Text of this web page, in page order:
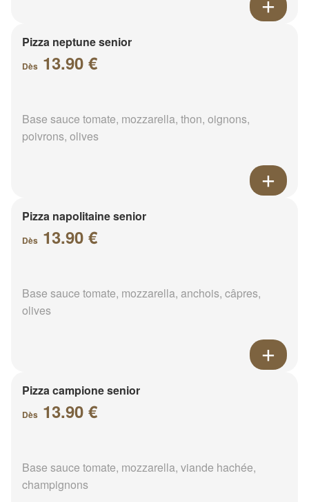
Pizza neptune senior
Dès 13.90 €
Base sauce tomate, mozzarella, thon, oignons,
poivrons, olives
Pizza napolitaine senior
Dès 13.90 €
Base sauce tomate, mozzarella, anchois, câpres,
olives
Pizza campione senior
Dès 13.90 €
Base sauce tomate, mozzarella, viande hachée,
champignons